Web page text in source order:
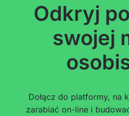
Odkryj
swojej
Dołącz do platformy, na
zarabiać on-line i